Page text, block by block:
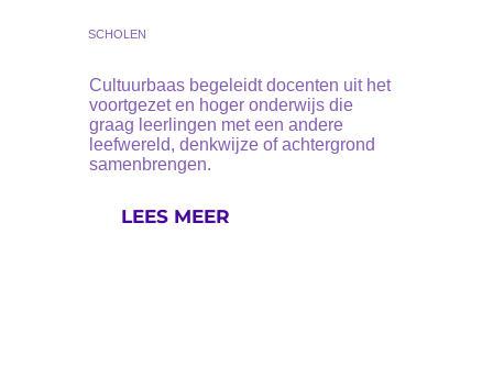
LEES MEER
Cultuurbaas begeleidt docenten uit het
voortgezet en hoger onderwijs die
graag leerlingen met een andere
leefwereld, denkwijze of achtergrond
samenbrengen.
SCHOLEN